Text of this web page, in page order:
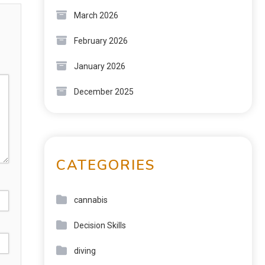
March 2026
February 2026
January 2026
December 2025
CATEGORIES
cannabis
Decision Skills
diving